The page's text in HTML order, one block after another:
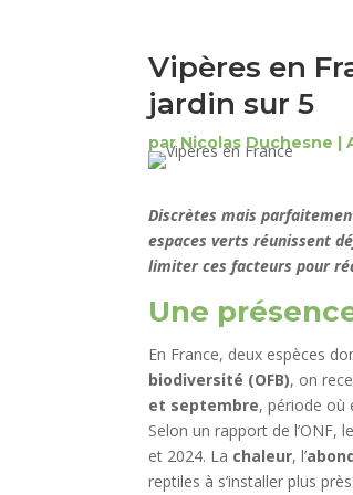
Vipères en
jardin sur 5
par Nicolas Duchesne |
Discrètes mais
espaces verts réunissent
limiter ces facteurs pour
Une
En France, deux espèces
biodiversité (OFB), on
et septembre, période où
Selon un rapport de l’ONF,
et 2024. La chaleur, l’
reptiles à s’installer plus